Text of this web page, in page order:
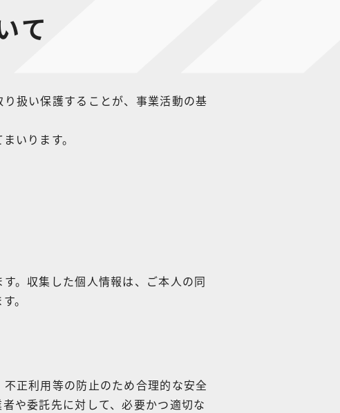
て
扱い保護することが、事業活動の基
いります。
。収集した個人情報は、ご本人の同
。
正利用等の防止のため合理的な安全
や委託先に対して、必要かつ適切な